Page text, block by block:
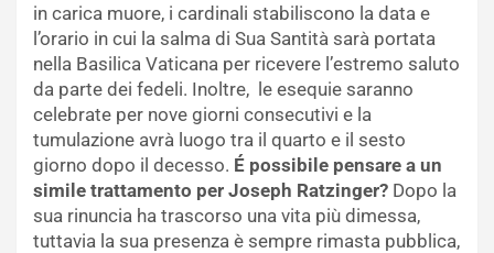
in carica muore, i cardinali stabiliscono la data e
l’orario in cui la salma di Sua Santità sarà portata
nella Basilica Vaticana per ricevere l’estremo saluto
da parte dei fedeli. Inoltre, le esequie saranno
celebrate per nove giorni consecutivi e la
tumulazione avrà luogo tra il quarto e il sesto
giorno dopo il decesso. É possibile pensare a un
simile trattamento per Joseph Ratzinger? Dopo la
sua rinuncia ha trascorso una vita più dimessa,
tuttavia la sua presenza è sempre rimasta pubblica,